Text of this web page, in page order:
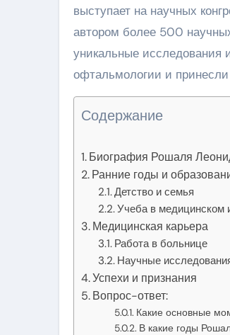
выступает на научных
автором более 500
уникальные исследования
офтальмологии и
Содержание
Биография Рошаля
Ранние годы и
Детство и семья
Учеба в медицинском
Медицинская карьера
Работа в больнице
Научные
Успехи и признания
Вопрос-ответ:
Какие основные
В какие годы